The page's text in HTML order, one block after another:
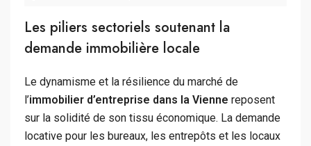
Les piliers sectoriels soutenant la
demande immobilière locale
Le dynamisme et la résilience du marché de
l’immobilier d’entreprise dans la Vienne reposent
sur la solidité de son tissu économique. La demande
locative pour les bureaux, les entrepôts et les locaux